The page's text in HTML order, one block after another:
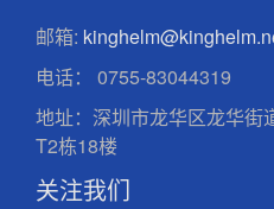
邮箱:
电话：
0755-83044319
地址：深圳市龙华区龙华街
T2栋18楼
关注我们